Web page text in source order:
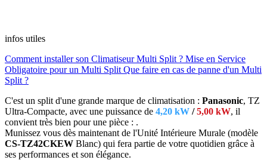
infos utiles
Comment installer son Climatiseur Multi Split ? Mise en Service
Obligatoire pour un Multi Split Que faire en cas de panne d'un Multi
Split ?
C'est un split d'une grande marque de climatisation : Panasonic, TZ
Ultra-Compacte, avec une puissance de 4,20 kW /5,00 kW, il
convient très bien pour une pièce : .
Munissez vous dès maintenant de l'Unité Intérieure Murale (modèle
CS-TZ42CKEW Blanc) qui fera partie de votre quotidien grâce à
ses performances et son élégance.